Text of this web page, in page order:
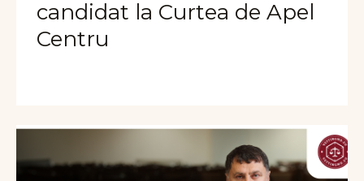
candidat la Curtea de Apel
Centru